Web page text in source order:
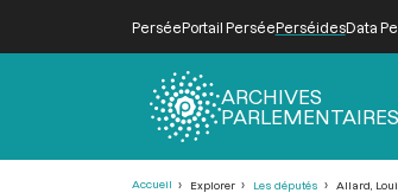
PerséePortail PerséePerséidesData
ARCHIVES
PARLEMENTAIRES
Accueil Explorer Les députés Allard,